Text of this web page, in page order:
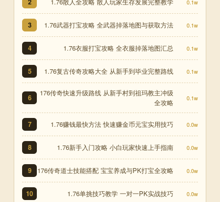
2 0.1w
3 1.76武器打宝攻略 全武器掉落地图与获取方法 0.1w
4 1.76衣服打宝攻略 全衣服掉落地图汇总 0.1w
5 1.76复古传奇攻略大全 从新手到毕业完整路线 0.1w
6
176传奇快速升级路线 从新手村到祖玛教主冲级
全攻略
0.1w
7 1.76赚钱最快方法 快速赚金币元宝实用技巧 0.0w
8 1.76新手入门攻略 小白玩家快速上手指南 0.0w
9 176传奇道士技能搭配 宝宝养成与PK打宝全攻略 0.0w
10 1.76单挑技巧教学 一对一PK实战技巧 0.0w